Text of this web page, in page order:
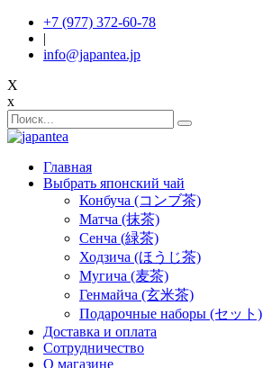
+7 (977) 372-60-78
|
info@japantea.jp
X
x
Главная
Выбрать японский чай
Конбуча (コンブ茶)
Матча (抹茶)
Сенча (緑茶)
Ходзича (ほうじ茶)
Мугича (麦茶)
Генмайча (玄米茶)
Подарочные наборы (セット)
Доставка и оплата
Сотрудничество
О магазине